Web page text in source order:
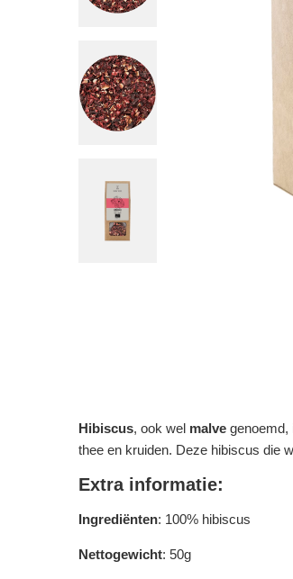
Hibiscus, ook wel malve genoemd,
thee en kruiden. Deze hibiscus die
Extra informatie:
Ingrediënten: 100% hibiscus
Nettogewicht: 50g